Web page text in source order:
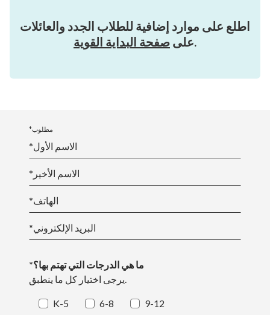
اطلع على موارد إضافية للطلاب الجدد والعائلات
على صفحة البداية القوية .
*مطلوب
*الاسم الأول
*الاسم الأخير
*الهاتف
*البريد الإلكتروني
*ما هي الدرجات التي تهتم بها؟
يرجى اختيار كل ما ينطبق.
K-5 6-8 9-12